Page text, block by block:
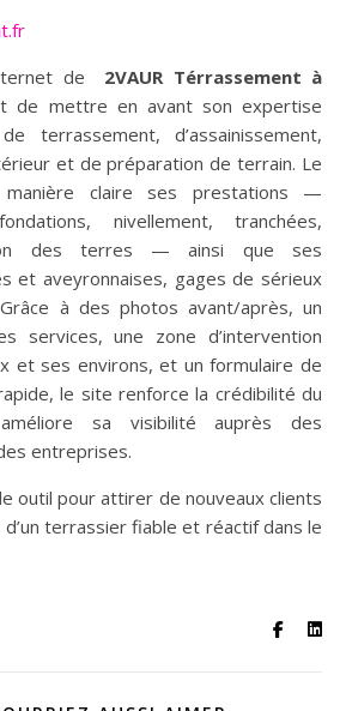
de 2VAUR Térrassement à
de mettre en avant son expertise
terrassement, d’assainissement,
et de préparation de terrain. Le
claire ses prestations —
nivellement, tranchées,
des terres — ainsi que ses
et aveyronnaises, gages de sérieux
à des photos avant/après, un
services, une zone d’intervention
et ses environs, et un formulaire de
le site renforce la crédibilité du
sa visibilité auprès des
entreprises.
outil pour attirer de nouveaux clients
terrassier fiable et réactif dans le